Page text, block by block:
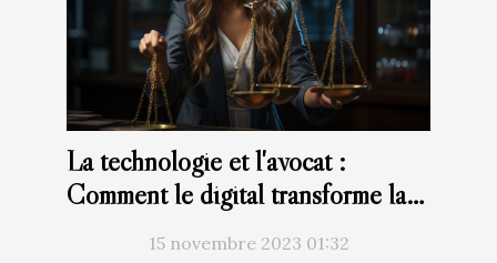
La technologie et l'avocat :
Comment le digital transforme la
profession juridique
15 novembre 2023 01:32